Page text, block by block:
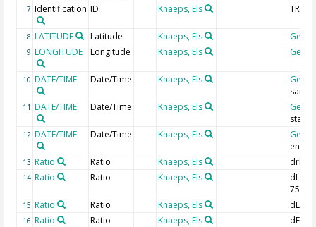
7 Identification ID Knaeps, Els
8 LATITUDE Latitude Knaeps, Els
9 LONGITUDE Longitude Knaeps, Els
10 DATE/TIME Date/Time Knaeps, Els
11 DATE/TIME Date/Time Knaeps, Els
start,
12 DATE/TIME Date/Time Knaeps, Els
end,
13 Ratio Ratio Knaeps, Els drho/
14 Ratio Ratio Knaeps, Els
15 Ratio Ratio Knaeps, Els dLw/
16 Ratio Ratio Knaeps, Els dEd/